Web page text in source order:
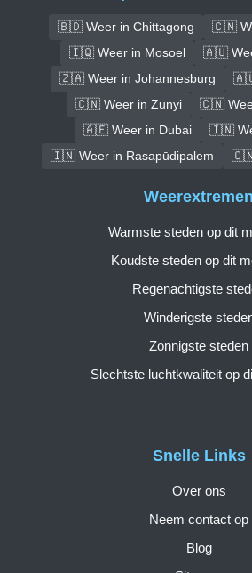
🇧🇩 Weer in Chittagong
🇨🇳
🇮🇶 Weer in Mosoel
🇦🇺
🇿🇦 Weer in Johannesburg
🇦🇺
🇨🇳 Weer in Zunyi
🇨🇳
🇦🇪 Weer in Dubai
🇮🇳
🇮🇳 Weer in Rasapūdipalem
🇨🇳
Snelle Links
Over ons
Neem contact op
Blog
Weerextremen
Warmste steden op dit
Koudste steden op dit
Regenachtigste
Winderigste
Zonnigste steden
Slechtste luchtkwaliteit op